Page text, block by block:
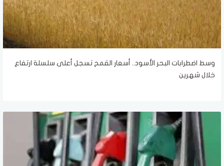
وسط اضطرابات البحر الأسود.. أسعار القمح تسجل أعلى سلسلة ارتفاع
خلال شهرين